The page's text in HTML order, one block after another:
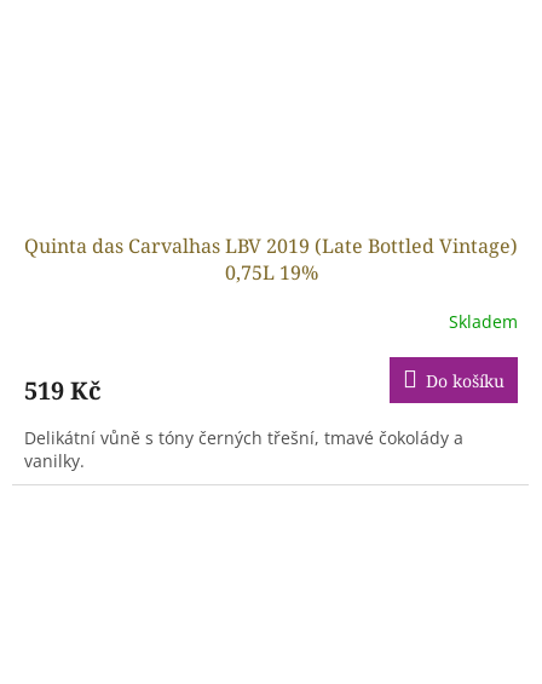
Quinta das Carvalhas LBV 2019 (Late Bottled Vintage)
0,75L 19%
Skladem
519 Kč Do košíku
Delikátní vůně s tóny černých třešní, tmavé čokolády a
vanilky.